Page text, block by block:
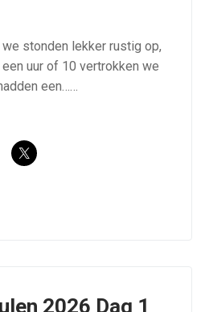
stonden lekker rustig op,
uur of 10 vertrokken we
een……
2026 Dag 1